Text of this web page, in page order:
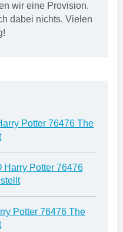
wir eine Provision.
dabei nichts. Vielen
Potter 76476 The
Harry Potter 76476
Potter 76476 The